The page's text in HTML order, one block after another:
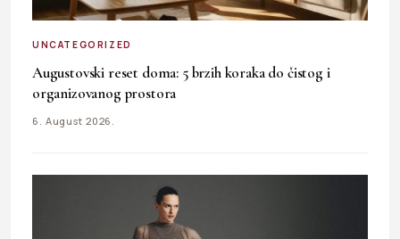
UNCATEGORIZED
Augustovski reset doma: 5 brzih koraka do čistog i
organizovanog prostora
6. August 2026.